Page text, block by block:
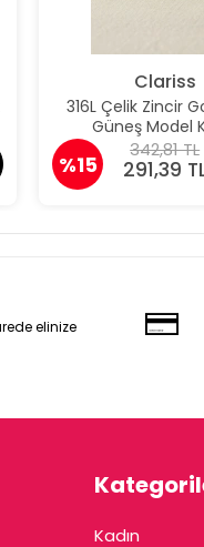
Clariss
316L Çelik Zincir
Güneş Model
%15
342,81 TL
291,39
elinize
Kadın